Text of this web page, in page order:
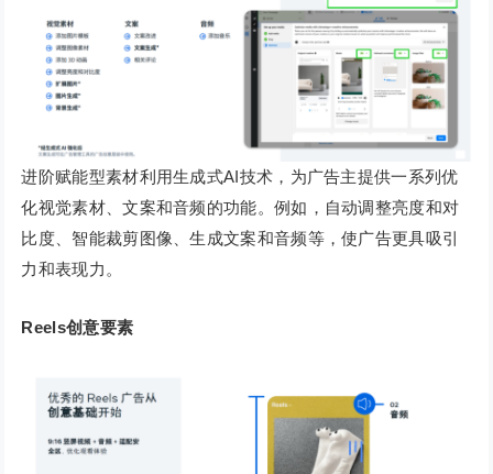
进阶赋能型素材利用生成式AI技术，为广告主提供一系列优
化视觉素材、文案和音频的功能。例如，自动调整亮度和对
比度、智能裁剪图像、生成文案和音频等，使广告更具吸引
力和表现力。
Reels创意要素